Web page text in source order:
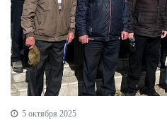
5 октября 2025